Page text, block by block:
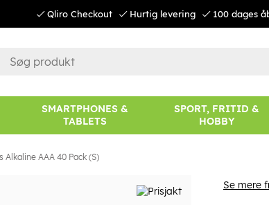
Qliro Checkout Hurtig levering 100 dages
SMARTPHONES &
TABLETS
SPORT, FRITID &
HOBBY
Alkaline AAA 40 Pack (S)
Se mere